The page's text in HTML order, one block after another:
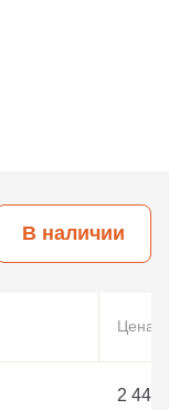
В наличии
Цена
2 440